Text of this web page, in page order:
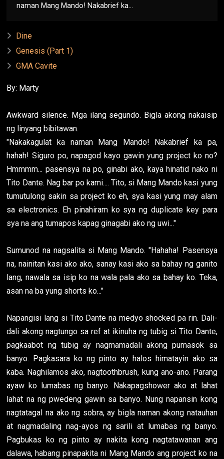
naman Mang Mando! Nakabrief ka...
Dine
Genesis (Part 1)
GMA Cavite
By: Marty
Awkward silence. Mga ilang segundo. Bigla akong nakaisip
ng linyang bibitawan.
"Nakakagulat ka naman Mang Mando! Nakabrief ka pa,
hahah! Siguro po, napagod kayo gawin yung project ko no?
Hmmmm... pasensya na po, ginabi ako, kaya hinatid nako ni
Tito Dante. Nag bar po kami.... Tito, si Mang Mando kasi yung
tumutulong sakin sa project ko eh, sya kasi yung may alam
sa electronics. Eh pinahiram ko sya ng duplicate key para
sya na ang tumapos kapag ginagabi ako ng uwi..."
Sumunod na nagsalita si Mang Mando. "Hahaha! Pasensya
na, nainitan kasi ako ako, sanay kasi ako sa bahay ng ganito
lang, nawala sa isip ko na wala pala ako sa bahay ko. Teka,
asan na ba yung shorts ko..."
Napangisi lang si Tito Dante na medyo shocked pa rin. Dali-
dali akong nagtungo sa ref at ikinuha ng tubig si Tito Dante,
pagkaabot ng tubig ay nagmamadali akong pumasok sa
banyo. Pagkasara ko ng pinto ay halos himatayin ako sa
kaba. Naghilamos ako, nagtoothbrush, kung ano-ano. Parang
ayaw ko lumabas ng banyo. Nakapagshower ako at lahat
lahat na ng pwedeng gawin sa banyo. Nung napansin kong
nagtatagal na ako ng sobra, ay bigla naman akong natauhan
at nagmadaling nag-ayos ng sarili at lumabas ng banyo.
Pagbukas ko ng pinto ay nakita kong nagtatawanan ang
dalawa, habang pinapakita ni Mang Mando ang project ko na